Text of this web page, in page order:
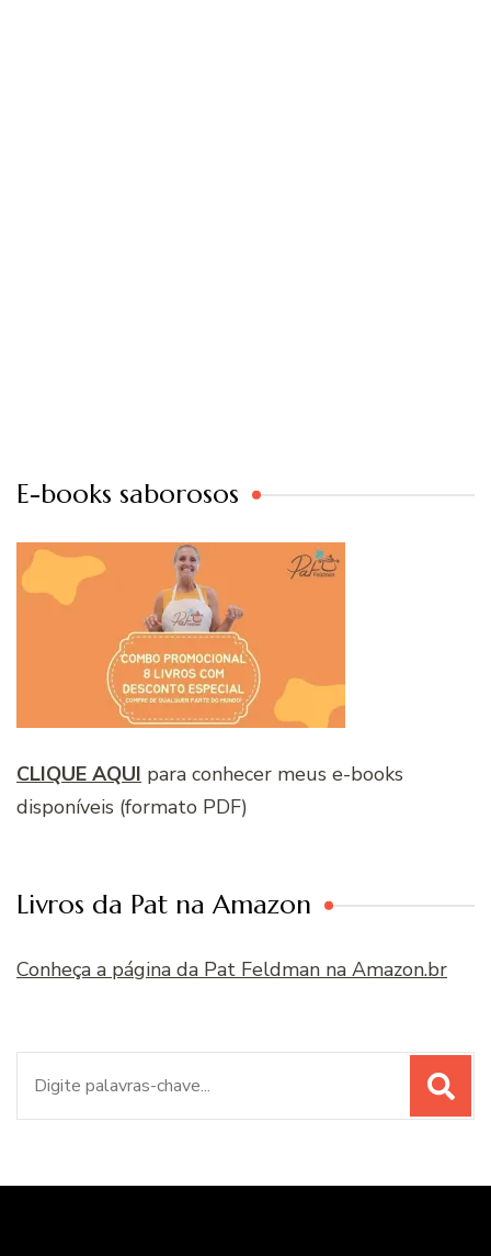
E-books saborosos
CLIQUE AQUI para conhecer meus e-books
disponíveis (formato PDF)
Livros da Pat na Amazon
Conheça a página da Pat Feldman na Amazon.br